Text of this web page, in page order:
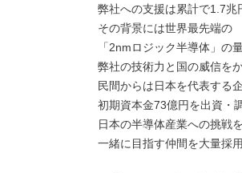
弊社への支援は累計で1.7兆
その背景には世界最先端の
「2nmロジック半導体」の
弊社の技術力と国の威信を
民間からは日本を代表する
初期資本金73億円を出資・
日本の半導体産業への挑戦を
一緒に目指す仲間を大量採用